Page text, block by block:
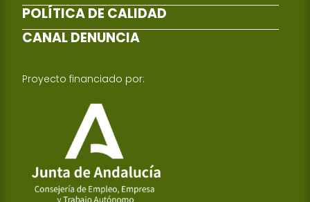
POLÍTICA DE CALIDAD
CANAL DENUNCIA
Proyecto financiado por: